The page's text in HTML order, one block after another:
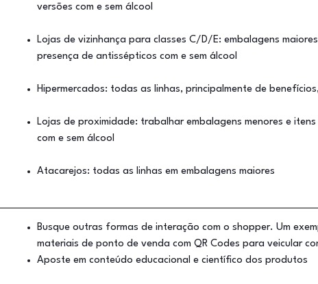
versões com e sem álcool
Lojas de vizinhança para classes C/D/E: embalagens
presença de antissépticos com e sem álcool
Hipermercados: todas as linhas, principalmente de
Lojas de proximidade: trabalhar embalagens menores e
com e sem álcool
Atacarejos: todas as linhas em embalagens maiores
Busque outras formas de interação com o shopper. Um
materiais de ponto de venda com QR Codes para veicular
Aposte em conteúdo educacional e científico dos produtos